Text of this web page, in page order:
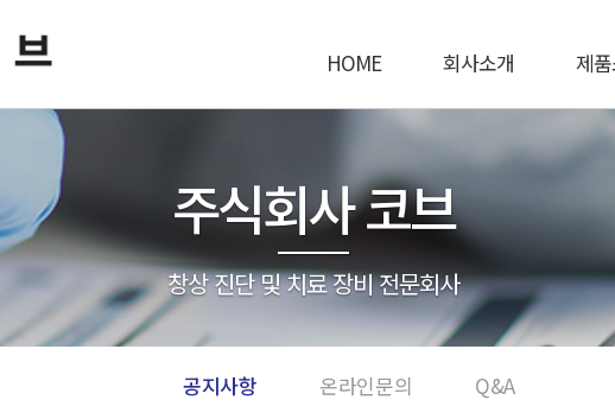
HOME 회사소개 제
주식회사 코브
창상 진단 및 치료 장비 전문회사
공지사항 온라인문의 Q&A